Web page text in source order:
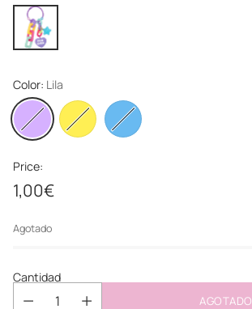
Color: Lila
Price:
Precio
habitual
1,00€
Agotado
Cantidad
AGOTADO